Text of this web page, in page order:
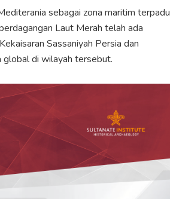
sebagai zona maritim terpadu
Laut Merah telah ada
Sassaniyah Persia dan
global di wilayah tersebut.